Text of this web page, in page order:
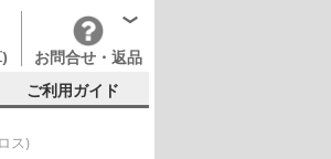
お問合せ・返品
ご利用ガイド
ス)